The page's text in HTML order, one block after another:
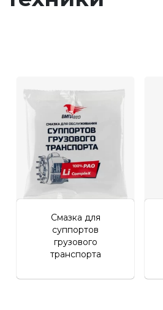
Личный кабинет
Смазка для
суппортов
грузового
транспорта